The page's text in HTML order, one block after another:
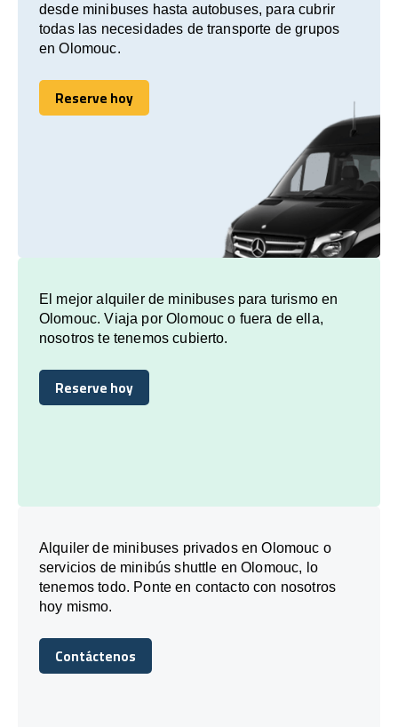
desde minibuses hasta autobuses, para cubrir
todas las necesidades de transporte de grupos
en Olomouc.
Reserve hoy
Reserve hoy
El mejor alquiler de minibuses para turismo en
Olomouc. Viaja por Olomouc o fuera de ella,
nosotros te tenemos cubierto.
Reserve hoy
Reserve hoy
Alquiler de minibuses privados en Olomouc o
servicios de minibús shuttle en Olomouc, lo
tenemos todo. Ponte en contacto con nosotros
hoy mismo.
Contáctenos
Contáctenos